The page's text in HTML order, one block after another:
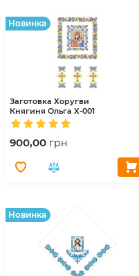
Hовинка
Заготовка Хоругви
Княгиня Ольга Х-001
900,00 грн
Hовинка